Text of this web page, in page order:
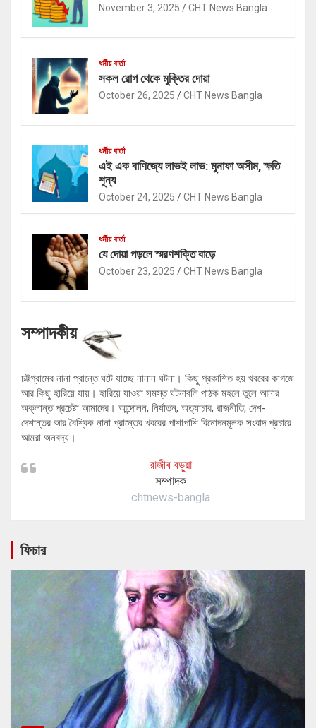
November 3, 2025 CHT News Bangla
ধর্মীয় বার্তা
সকল রোগ থেকে মুক্তির দোয়া
October 26, 2025 CHT News Bangla
ধর্মীয় বার্তা
এই এক বাণিজ্যে লাভই লাভ: মুনাফা অসীম, ক্ষতি
শূন্য
October 24, 2025 CHT News Bangla
ধর্মীয় বার্তা
যে দোয়া পড়লে স্মরণশক্তি বাড়ে
October 23, 2025 CHT News Bangla
সম্পাদকীয়
চট্টগ্রামের নানা প্রান্তে ঘটে যাচ্ছে নানান ঘটনা। কিছু প্রকাশিত হয় খবরের কাগজে
আর কিছু হারিয়ে যায়। হারিয়ে যাওয়া সমস্ত ঘটনাবলি পাঠক মহলে তুলে আনার
অক্লান্ত প্রচেষ্টা আমাদের। আন্দোলন, নির্যাতন, অত্যাচার, রাজনীতি, দেশ-
দেশান্তর আর বৈশ্বিক নানা প্রান্তের খবরের পাশাপাশি বিনোদনমূলক সংবাদ প্রচারে
আমরা অনবদ্য।
রাজীব বড়ুয়া
সম্পাদক
chtnews-bangla
ফিচার